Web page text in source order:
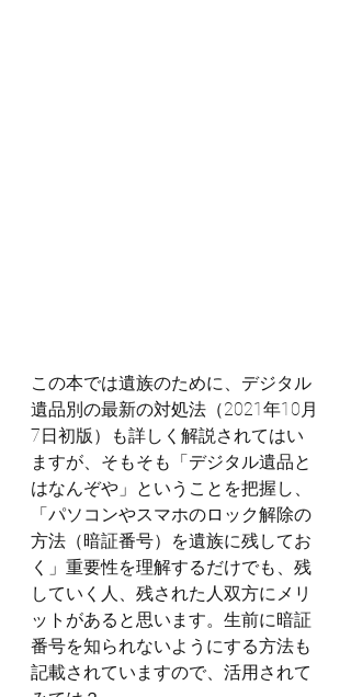
この本では遺族のために、デジタル
遺品別の最新の対処法（2021年10月
7日初版）も詳しく解説されてはい
ますが、そもそも「デジタル遺品と
はなんぞや」ということを把握し、
「パソコンやスマホのロック解除の
方法（暗証番号）を遺族に残してお
く」重要性を理解するだけでも、残
していく人、残された人双方にメリ
ットがあると思います。生前に暗証
番号を知られないようにする方法も
記載されていますので、活用されて